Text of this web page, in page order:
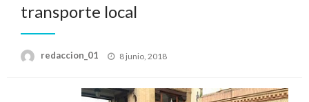
transporte local
redaccion_01
Publicado
8 junio, 2018